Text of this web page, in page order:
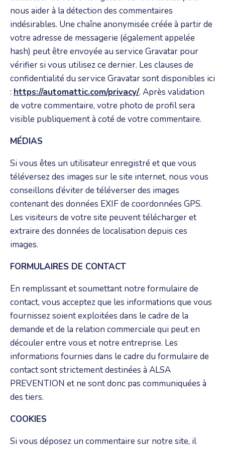
nous aider à la détection des commentaires
indésirables. Une chaîne anonymisée créée à partir de
votre adresse de messagerie (également appelée
hash) peut être envoyée au service Gravatar pour
vérifier si vous utilisez ce dernier. Les clauses de
confidentialité du service Gravatar sont disponibles ici
: https://automattic.com/privacy/. Après validation
de votre commentaire, votre photo de profil sera
visible publiquement à coté de votre commentaire.
MÉDIAS
Si vous êtes un utilisateur enregistré et que vous
téléversez des images sur le site internet, nous vous
conseillons d’éviter de téléverser des images
contenant des données EXIF de coordonnées GPS.
Les visiteurs de votre site peuvent télécharger et
extraire des données de localisation depuis ces
images.
FORMULAIRES DE CONTACT
En remplissant et soumettant notre formulaire de
contact, vous acceptez que les informations que vous
fournissez soient exploitées dans le cadre de la
demande et de la relation commerciale qui peut en
découler entre vous et notre entreprise. Les
informations fournies dans le cadre du formulaire de
contact sont strictement destinées à ALSA
PREVENTION et ne sont donc pas communiquées à
des tiers.
COOKIES
Si vous déposez un commentaire sur notre site, il